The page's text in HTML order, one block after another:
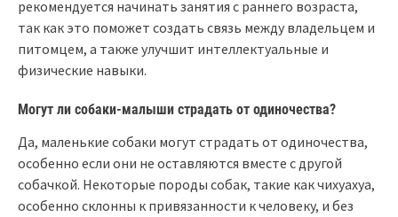
рекомендуется начинать занятия с раннего возраста,
так как это поможет создать связь между владельцем и
питомцем, а также улучшит интеллектуальные и
физические навыки.
Могут ли собаки-малыши страдать от одиночества?
Да, маленькие собаки могут страдать от одиночества,
особенно если они не оставляются вместе с другой
собачкой. Некоторые породы собак, такие как чихуахуа,
особенно склонны к привязанности к человеку, и без